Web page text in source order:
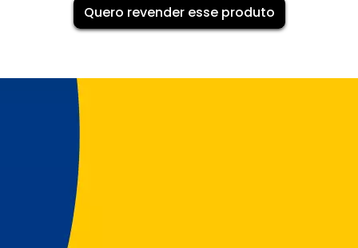
Quero revender esse produto